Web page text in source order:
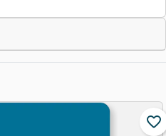
favorite_border